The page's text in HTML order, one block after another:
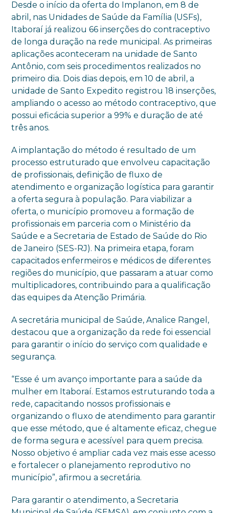
Desde o início da oferta do Implanon, em 8 de
abril, nas Unidades de Saúde da Família (USFs),
Itaboraí já realizou 66 inserções do contraceptivo
de longa duração na rede municipal. As primeiras
aplicações aconteceram na unidade de Santo
Antônio, com seis procedimentos realizados no
primeiro dia. Dois dias depois, em 10 de abril, a
unidade de Santo Expedito registrou 18 inserções,
ampliando o acesso ao método contraceptivo, que
possui eficácia superior a 99% e duração de até
três anos.
A implantação do método é resultado de um
processo estruturado que envolveu capacitação
de profissionais, definição de fluxo de
atendimento e organização logística para garantir
a oferta segura à população. Para viabilizar a
oferta, o município promoveu a formação de
profissionais em parceria com o Ministério da
Saúde e a Secretaria de Estado de Saúde do Rio
de Janeiro (SES-RJ). Na primeira etapa, foram
capacitados enfermeiros e médicos de diferentes
regiões do município, que passaram a atuar como
multiplicadores, contribuindo para a qualificação
das equipes da Atenção Primária.
A secretária municipal de Saúde, Analice Rangel,
destacou que a organização da rede foi essencial
para garantir o início do serviço com qualidade e
segurança.
“Esse é um avanço importante para a saúde da
mulher em Itaboraí. Estamos estruturando toda a
rede, capacitando nossos profissionais e
organizando o fluxo de atendimento para garantir
que esse método, que é altamente eficaz, chegue
de forma segura e acessível para quem precisa.
Nosso objetivo é ampliar cada vez mais esse acesso
e fortalecer o planejamento reprodutivo no
município”, afirmou a secretária.
Para garantir o atendimento, a Secretaria